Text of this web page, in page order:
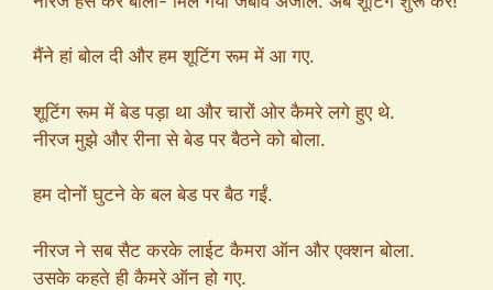
मैंने हां बोल दी और हम शूटिंग रूम में आ गए.
शूटिंग रूम में बेड पड़ा था और चारों ओर कैमरे लगे हुए थे.
नीरज मुझे और रीना से बेड पर बैठने को बोला.
हम दोनों घुटने के बल बेड पर बैठ गईं.
नीरज ने सब सैट करके लाईट कैमरा ऑन और एक्शन बोला.
उसके कहते ही कैमरे ऑन हो गए.